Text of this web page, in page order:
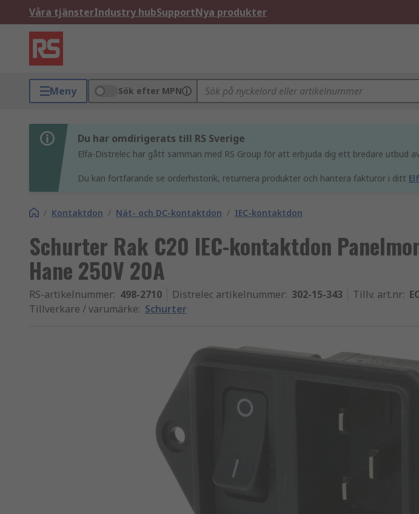
Våra tjänsterIndustry hubSupportNya produkter
Meny Sök efter MPN
Du har omdirigerats till RS Sverige
Elfa-Distrelec har gått samman med RS Group för att erbjuda dig ett bredare utbud
Du kan fortfarande se orderhistorik, returnera produkter och hantera fakturor i ditt
/ Kontaktdon / Nät- och DC-kontaktdon / IEC-kontaktdon
Schurter Rak C20 IEC-kontaktdon
Hane 250V 20A
RS-artikelnummer: 498-2710 Distrelec artikelnummer: 302-15-343 Tillv. art.nr:
Tillverkare / varumärke: Schurter